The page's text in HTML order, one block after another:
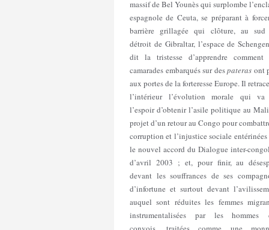
massif de Bel Younès qui surplombe
espagnole de Ceuta, se préparant à
barrière grillagée qui clôture, au
détroit de Gibraltar, l’espace de
dit la tristesse d’apprendre comment
camarades embarqués sur despateras ont
aux portes de la forteresse Europe. Il
l’intérieur l’évolution morale qui va
l’espoir d’obtenir l’asile politique au
projet d’un retour au Congo pour
corruption et l’injustice sociale entérinées
le nouvel accord du Dialogue inter-
d’avril 2003 ; et, pour finir, au
devant les souffrances de ses
d’infortune et surtout devant
auquel sont réduites les femmes
instrumentalisées par les hommes